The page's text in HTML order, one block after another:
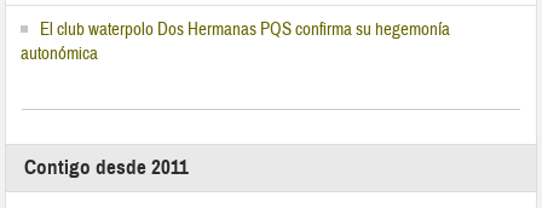
El club waterpolo Dos Hermanas PQS confirma su hegemonía
autonómica
Contigo desde 2011